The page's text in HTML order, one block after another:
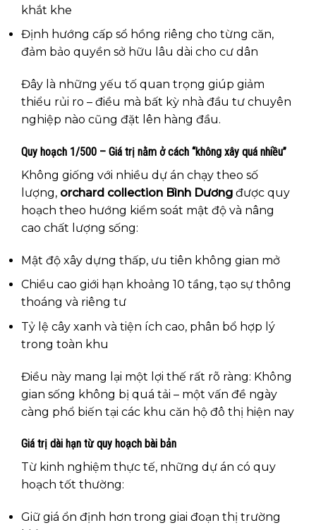
khắt khe
Định hướng cấp sổ hồng riêng cho từng căn,
đảm bảo quyền sở hữu lâu dài cho cư dân
Đây là những yếu tố quan trọng giúp giảm
thiểu rủi ro – điều mà bất kỳ nhà đầu tư chuyên
nghiệp nào cũng đặt lên hàng đầu.
Quy hoạch 1/500 – Giá trị nằm ở cách “không xây quá nhiều”
Không giống với nhiều dự án chạy theo số
lượng, orchard collection Bình Dương được quy
hoạch theo hướng kiểm soát mật độ và nâng
cao chất lượng sống:
Mật độ xây dựng thấp, ưu tiên không gian mở
Chiều cao giới hạn khoảng 10 tầng, tạo sự thông
thoáng và riêng tư
Tỷ lệ cây xanh và tiện ích cao, phân bổ hợp lý
trong toàn khu
Điều này mang lại một lợi thế rất rõ ràng: Không
gian sống không bị quá tải – một vấn đề ngày
càng phổ biến tại các khu căn hộ đô thị hiện nay
Giá trị dài hạn từ quy hoạch bài bản
Từ kinh nghiệm thực tế, những dự án có quy
hoạch tốt thường:
Giữ giá ổn định hơn trong giai đoạn thị trường